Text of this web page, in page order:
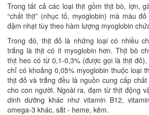
Trong tất cả các loại thịt gồm thịt bò, lợn,
“chất thịt” (nhục tố, myoglobin) mà màu
đậm nhạt tùy theo hàm lượng myoglobin
Trong đó, thịt đỏ là những loại có nhiều
trắng là thịt có ít myoglobin hơn. Thịt bò
thịt heo có từ 0,1-0,3% (được gọi là thịt
chỉ có khoảng 0,05% myoglobin thuộc loại
thịt đỏ và trắng đều là nguồn cung cấp
cho con người. Ngoài ra, đạm từ thịt động
dinh dưỡng khác như vitamin B12,
omega-3 khác, sắt - heme, kẽm.